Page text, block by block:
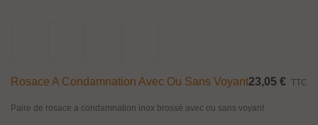
Rosace A Condamnation Avec Ou Sans Voyant23,05 € TTC
Paire de rosace a condamnation inox brossé avec ou sans voyant